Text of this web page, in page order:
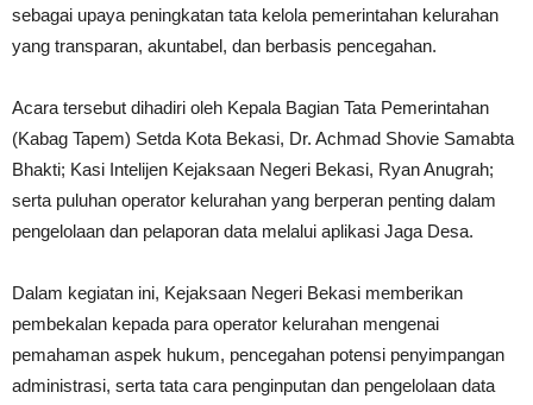
sebagai upaya peningkatan tata kelola pemerintahan kelurahan
yang transparan, akuntabel, dan berbasis pencegahan.
Acara tersebut dihadiri oleh Kepala Bagian Tata Pemerintahan
(Kabag Tapem) Setda Kota Bekasi, Dr. Achmad Shovie Samabta
Bhakti; Kasi Intelijen Kejaksaan Negeri Bekasi, Ryan Anugrah;
serta puluhan operator kelurahan yang berperan penting dalam
pengelolaan dan pelaporan data melalui aplikasi Jaga Desa.
Dalam kegiatan ini, Kejaksaan Negeri Bekasi memberikan
pembekalan kepada para operator kelurahan mengenai
pemahaman aspek hukum, pencegahan potensi penyimpangan
administrasi, serta tata cara penginputan dan pengelolaan data